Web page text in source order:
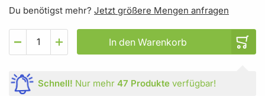
Du benötigst mehr? Jetzt größere Mengen anfragen
In den Warenkorb
Schnell! Nur mehr 47 Produkteverfügbar!